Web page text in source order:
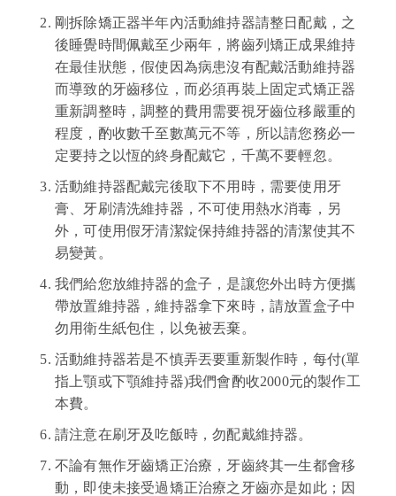
剛拆除矯正器半年內活動維持器請整日配戴，之
後睡覺時間佩戴至少兩年，將齒列矯正成果維持
在最佳狀態，假使因為病患沒有配戴活動維持器
而導致的牙齒移位，而必須再裝上固定式矯正器
重新調整時，調整的費用需要視牙齒位移嚴重的
程度，酌收數千至數萬元不等，所以請您務必一
定要持之以恆的終身配戴它，千萬不要輕忽。
活動維持器配戴完後取下不用時，需要使用牙
膏、牙刷清洗維持器，不可使用熱水消毒，另
外，可使用假牙清潔錠保持維持器的清潔使其不
易變黃。
我們給您放維持器的盒子，是讓您外出時方便攜
帶放置維持器，維持器拿下來時，請放置盒子中
勿用衛生紙包住，以免被丟棄。
活動維持器若是不慎弄丟要重新製作時，每付(單
指上顎或下顎維持器)我們會酌收2000元的製作工
本費。
請注意在刷牙及吃飯時，勿配戴維持器。
不論有無作牙齒矯正治療，牙齒終其一生都會移
動，即使未接受過矯正治療之牙齒亦是如此；因